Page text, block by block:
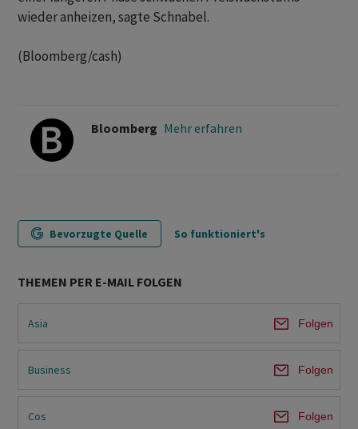
wieder anheizen, sagte Schnabel.
(Bloomberg/cash)
Bloomberg Mehr erfahren
Bevorzugte Quelle So funktioniert's
THEMEN PER E-MAIL FOLGEN
Asia Folgen
Business Folgen
Cos Folgen